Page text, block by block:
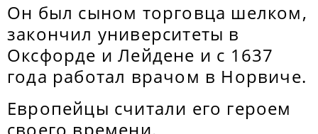
Он был сыном торговца шелком,
закончил университеты в
Оксфорде и Лейдене и с 1637
года работал врачом в Норвиче.
Европейцы считали его героем